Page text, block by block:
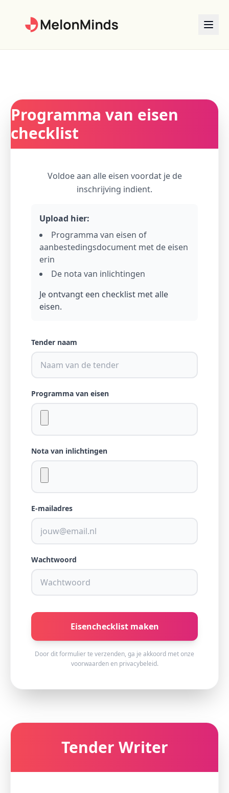
Programma van eisen
checklist
Voldoe aan alle eisen voordat je de
inschrijving indient.
Upload hier:
Programma van eisen of
aanbestedingsdocument met de eisen
erin
De nota van inlichtingen
Je ontvangt een checklist met alle
eisen.
Tender naam
Programma van eisen
Nota van inlichtingen
E-mailadres
Wachtwoord
Eisenchecklist maken
Door dit formulier te verzenden, ga je akkoord met onze
voorwaarden en privacybeleid.
Tender Writer